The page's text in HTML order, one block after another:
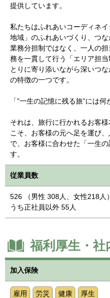
提供しています。
私たちはふれあいコーディネ
地域」のふれあいづくり、つな
業務分担制ではなく、一人の
務を一貫して行う「エリア担
とりに寄り添いながら深いつ
の特徴の一つです。
「”一生の記憶に残る旅”には何
それは、旅行に行かれるお客
こそ、お客様の元へ足を運び
で、お客様に合わせた「一生
す。
従業員数
526 （男性 308人、女性218人）
うち正社員以外 55人
福利厚生・社
加入保険
雇用 労災 健康 厚生